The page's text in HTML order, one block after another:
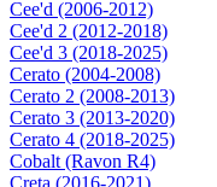
Cee'd (2006-2012)
Cee'd 2 (2012-2018)
Cee'd 3 (2018-2025)
Cerato (2004-2008)
Cerato 2 (2008-2013)
Cerato 3 (2013-2020)
Cerato 4 (2018-2025)
Cobalt (Ravon R4)
Creta (2016-2021)